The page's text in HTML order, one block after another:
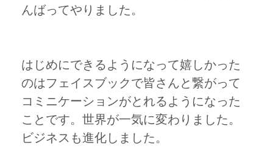
んばってやりました。
はじめにできるようになって嬉しかった
のはフェイスブックで皆さんと繋がって
コミニケーションがとれるようになった
ことです。世界が一気に変わりました。
ビジネスも進化しました。